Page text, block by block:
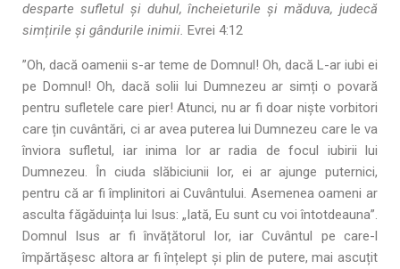
desparte sufletul şi duhul, încheieturile şi măduva, judecă
simțirile și gândurile inimii. Evrei 4:12
”Oh, dacă oamenii s-ar teme de Domnul! Oh, dacă L-ar iubi ei
pe Domnul! Oh, dacă solii lui Dumnezeu ar simți o povară
pentru sufletele care pier! Atunci, nu ar fi doar niște vorbitori
care țin cuvântări, ci ar avea puterea lui Dumnezeu care le va
înviora sufletul, iar inima lor ar radia de focul iubirii lui
Dumnezeu. În ciuda slăbiciunii lor, ei ar ajunge puternici,
pentru că ar fi împlinitori ai Cuvântului. Asemenea oameni ar
asculta făgăduința lui Isus: „Iată, Eu sunt cu voi întotdeauna”.
Domnul Isus ar fi învățătorul lor, iar Cuvântul pe care-l
împărtășesc altora ar fi înțelept și plin de putere, mai ascuțit